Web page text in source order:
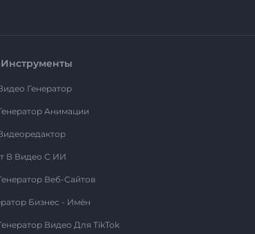
Генератор
Анимации
В Видео С ИИ
Веб-Сайтов
Бизнес - Имён
Видео Для TikTok